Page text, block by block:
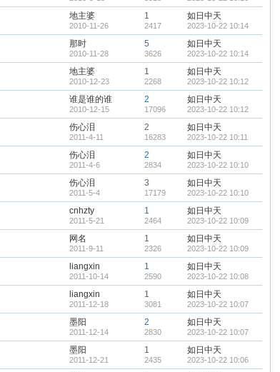
地主婆
2010-11-26
1
2417
如日中天
2023-10-22 10:14
那时
2010-11-28
5
3626
如日中天
2023-10-22 10:14
地主婆
2010-12-23
1
2268
如日中天
2023-10-22 10:12
谁是谁的谁
2010-12-15
2
17096
如日中天
2023-10-22 10:12
伤心泪
2011-4-11
2
16283
如日中天
2023-10-22 10:11
伤心泪
2011-4-6
2
2834
如日中天
2023-10-22 10:10
伤心泪
2011-5-4
3
17179
如日中天
2023-10-22 10:10
cnhzty
2011-5-21
1
2464
如日中天
2023-10-22 10:09
网名
2011-9-11
1
2326
如日中天
2023-10-22 10:09
liangxin
2011-10-14
1
2590
如日中天
2023-10-22 10:08
liangxin
2011-12-18
1
3081
如日中天
2023-10-22 10:07
墨阳
2011-12-14
2
2830
如日中天
2023-10-22 10:07
墨阳
2011-12-21
1
2435
如日中天
2023-10-22 10:06